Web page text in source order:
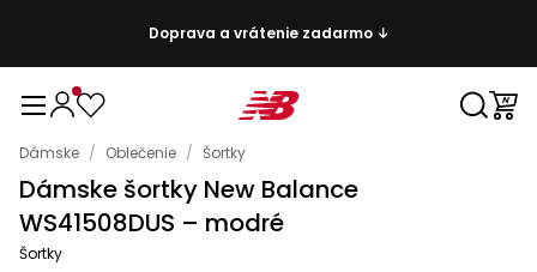
Doprava a vrátenie zadarmo ↓
Dámske / Oblečenie / Šortky
Dámske šortky New Balance
WS41508DUS – modré
Šortky